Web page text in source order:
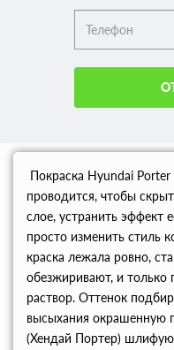
Покраска Hyundai
проводится, чтобы
слое, устранить эффект
просто изменить стиль
краска лежала ровно,
обезжиривают, и только
раствор. Оттенок
высыхания окрашенную
(Хендай Портер)